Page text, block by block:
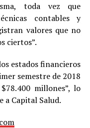
toda vez que
contables y
valores que no
ciertos”.
estados financieros
semestre de 2018
millones”, lo
a Capital Salud.